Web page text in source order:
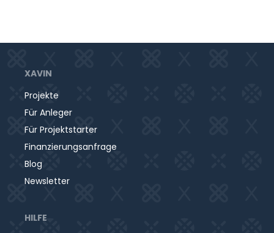
XAVIN
Projekte
Für Anleger
Für Projektstarter
Finanzierungsanfrage
Blog
Newsletter
HILFE